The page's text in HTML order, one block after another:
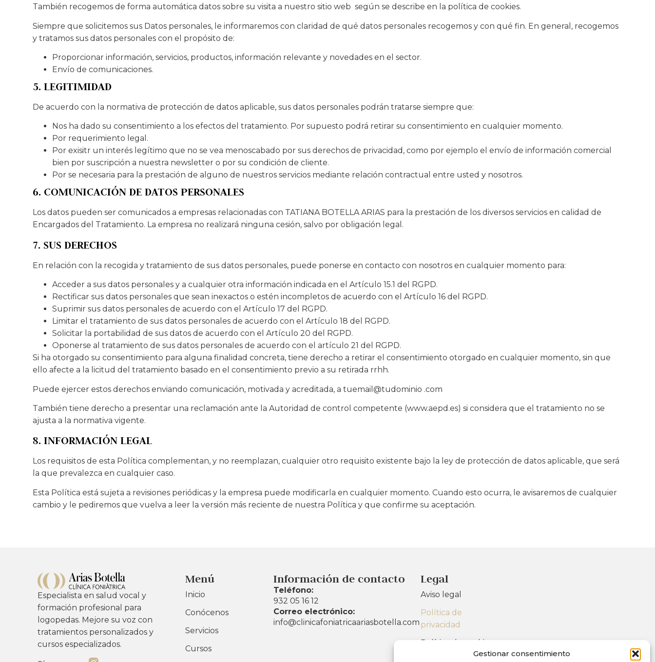
Gestionar consentimiento
También recogemos de forma automática datos sobre su visita a nuestro sitio web según se describe en la política de cookies.
Siempre que solicitemos sus Datos personales, le informaremos con claridad de qué datos personales recogemos y con qué fin. En general, recogemos
y tratamos sus datos personales con el propósito de:
Proporcionar información, servicios, productos, información relevante y novedades en el sector.
Envío de comunicaciones.
5. LEGITIMIDAD
De acuerdo con la normativa de protección de datos aplicable, sus datos personales podrán tratarse siempre que:
Nos ha dado su consentimiento a los efectos del tratamiento. Por supuesto podrá retirar su consentimiento en cualquier momento.
Por requerimiento legal.
Por exisitr un interés legítimo que no se vea menoscabado por sus derechos de privacidad, como por ejemplo el envío de información comercial
bien por suscripción a nuestra newsletter o por su condición de cliente.
Por se necesaria para la prestación de alguno de nuestros servicios mediante relación contractual entre usted y nosotros.
6. COMUNICACIÓN DE DATOS PERSONALES
Los datos pueden ser comunicados a empresas relacionadas con TATIANA BOTELLA ARIAS para la prestación de los diversos servicios en calidad de
Encargados del Tratamiento. La empresa no realizará ninguna cesión, salvo por obligación legal.
7. SUS DERECHOS
En relación con la recogida y tratamiento de sus datos personales, puede ponerse en contacto con nosotros en cualquier momento para:
Acceder a sus datos personales y a cualquier otra información indicada en el Artículo 15.1 del RGPD.
Rectificar sus datos personales que sean inexactos o estén incompletos de acuerdo con el Artículo 16 del RGPD.
Suprimir sus datos personales de acuerdo con el Artículo 17 del RGPD.
Limitar el tratamiento de sus datos personales de acuerdo con el Artículo 18 del RGPD.
Solicitar la portabilidad de sus datos de acuerdo con el Artículo 20 del RGPD.
Oponerse al tratamiento de sus datos personales de acuerdo con el artículo 21 del RGPD.
Si ha otorgado su consentimiento para alguna finalidad concreta, tiene derecho a retirar el consentimiento otorgado en cualquier momento, sin que
ello afecte a la licitud del tratamiento basado en el consentimiento previo a su retirada rrhh.
Puede ejercer estos derechos enviando comunicación, motivada y acreditada, a tuemail@tudominio .com
También tiene derecho a presentar una reclamación ante la Autoridad de control competente (www.aepd.es) si considera que el tratamiento no se
ajusta a la normativa vigente.
8. INFORMACIÓN LEGAL
Los requisitos de esta Política complementan, y no reemplazan, cualquier otro requisito existente bajo la ley de protección de datos aplicable, que será
la que prevalezca en cualquier caso.
Esta Política está sujeta a revisiones periódicas y la empresa puede modificarla en cualquier momento. Cuando esto ocurra, le avisaremos de cualquier
cambio y le pediremos que vuelva a leer la versión más reciente de nuestra Política y que confirme su aceptación.
Especialista en salud vocal y
formación profesional para
logopedas. Mejore su voz con
tratamientos personalizados y
cursos especializados.
Menú
Inicio
Conócenos
Servicios
Cursos
Información de contacto
Teléfono:
932 05 16 12
Correo electrónico:
info@clinicafoniatricaariasbotella.com
Legal
Aviso legal
Política de
privacidad
Política de cookies